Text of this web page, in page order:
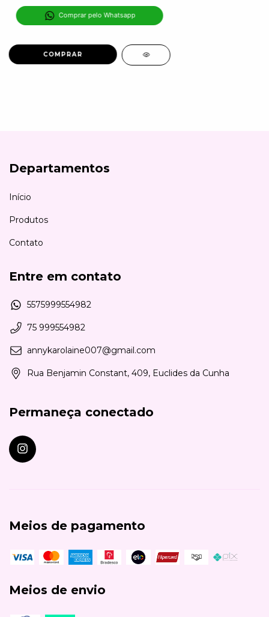
Comprar pelo Whatsapp
Departamentos
Início
Produtos
Contato
Entre em contato
5575999554982
75 999554982
annykarolaine007@gmail.com
Rua Benjamin Constant, 409, Euclides da Cunha
Permaneça conectado
Meios de pagamento
Meios de envio